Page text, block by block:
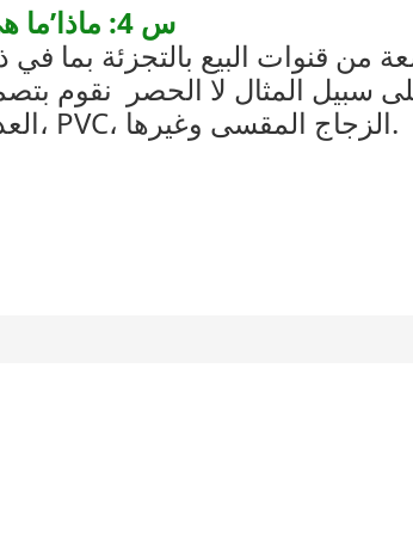
س 4: ماذا’ما هي قدرتك على تخصيص شاشة بيع بالتجزئة مختلفة؟
قنوات البيع بالتجزئة بما في
سبيل المثال لا الحصر
نقوم
العديد من المواد المختلفة: الخشب، المعدن، الأكريليك، PVC، الزجاج المقسى وغيرها.